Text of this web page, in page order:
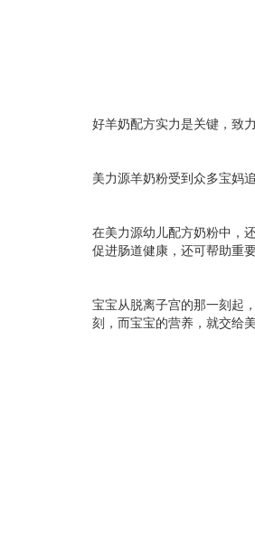
好羊奶配方实力是关键，致
美力源羊奶粉受到众多宝妈
在美力源幼儿配方奶粉中，
促进肠道健康，还可帮助重
宝宝从脱离子宫的那一刻起
刻，而宝宝的营养，就交给